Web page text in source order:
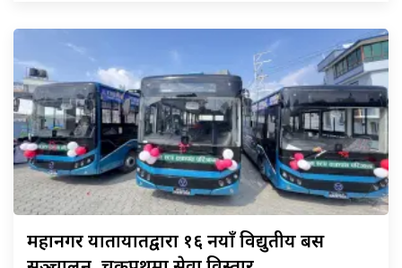
महानगरयातायातद्वारा १६ नयाँ विद्युतीय बस